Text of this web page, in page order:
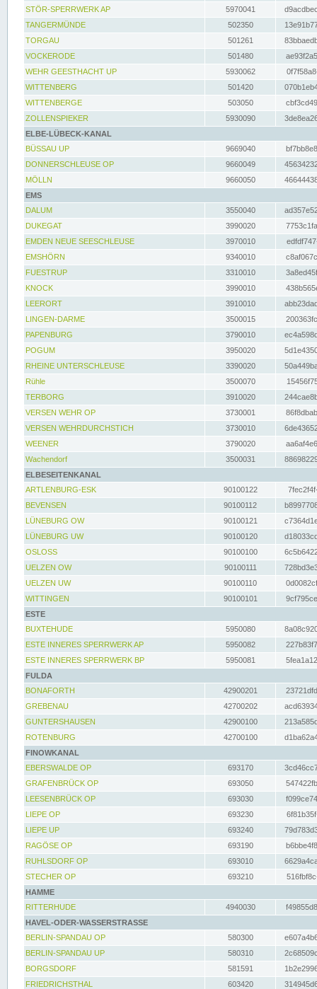
STÖR-SPERRWERK AP 5970041
TANGERMÜNDE
502350
TORGAU
501261
VOCKERODE
501480
WEHR GEESTHACHT UP
5930062
WITTENBERG
501420
WITTENBERGE
503050
ZOLLENSPIEKER
5930090
ELBE-LÜBECK-KANAL
BÜSSAU UP
9669040
DONNERSCHLEUSE OP
9660049
MÖLLN
9660050
EMS
DALUM
3550040
DUKEGAT
3990020
EMDEN NEUE SEESCHLEUSE
3970010
EMSHÖRN
9340010
FUESTRUP
3310010
KNOCK
3990010
LEERORT
3910010
LINGEN-DARME
3500015
PAPENBURG
3790010
POGUM
3950020
RHEINE UNTERSCHLEUSE
3390020
Rühle
3500070
TERBORG
3910020
VERSEN WEHR OP
3730001
VERSEN WEHRDURCHSTICH
3730010
WEENER
3790020
Wachendorf
3500031
ELBESEITENKANAL
ARTLENBURG-ESK
90100122
BEVENSEN
90100112
LÜNEBURG OW
90100121
LÜNEBURG UW
90100120
OSLOSS
90100100
UELZEN OW
90100111
UELZEN UW
90100110
WITTINGEN
90100101
ESTE
BUXTEHUDE
5950080
ESTE INNERES SPERRWERK AP
5950082
ESTE INNERES SPERRWERK BP
5950081
FULDA
BONAFORTH
42900201
GREBENAU
42700202
GUNTERSHAUSEN
42900100
ROTENBURG
42700100
FINOWKANAL
EBERSWALDE OP
693170
GRAFENBRÜCK OP
693050
LEESENBRÜCK OP
693030
LIEPE OP
693230
LIEPE UP
693240
RAGÖSE OP
693190
RUHLSDORF OP
693010
STECHER OP
693210
HAMME
RITTERHUDE
4940030
HAVEL-ODER-WASSERSTRASSE
BERLIN-SPANDAU OP
580300
BERLIN-SPANDAU UP
580310
BORGSDORF
581591
FRIEDRICHSTHAL
603420